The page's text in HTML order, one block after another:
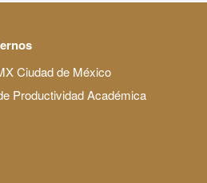
Ciudad de México
Productividad Académica